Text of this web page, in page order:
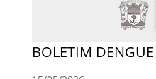
BOLETIM DENGUE